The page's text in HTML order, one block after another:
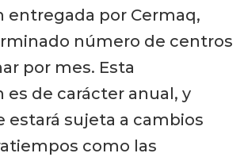
entregada por Cermaq,
número de centros
por mes. Esta
es de carácter anual, y
estará sujeta a cambios
como las